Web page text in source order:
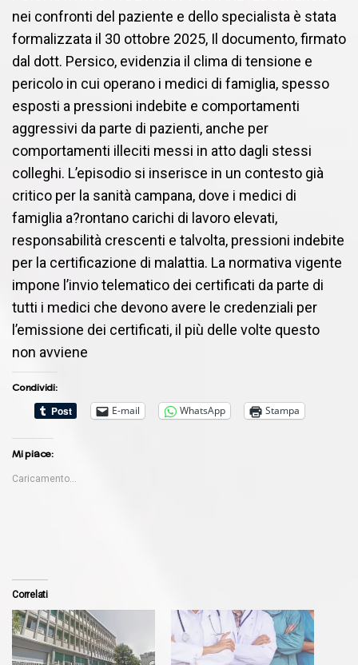
nei confronti del paziente e dello specialista è stata
formalizzata il 30 ottobre 2025, Il documento, firmato
dal dott. Persico, evidenzia il clima di tensione e
pericolo in cui operano i medici di famiglia, spesso
esposti a pressioni indebite e comportamenti
aggressivi da parte di pazienti, anche per
comportamenti illeciti messi in atto dagli stessi
colleghi. L’episodio si inserisce in un contesto già
critico per la sanità campana, dove i medici di
famiglia a?rontano carichi di lavoro elevati,
responsabilità crescenti e talvolta, pressioni indebite
per la certificazione di malattia. La normativa vigente
impone l’invio telematico dei certificati da parte di
tutti i medici che devono avere le credenziali per
l’emissione dei certificati, il più delle volte questo
non avviene
Condividi:
E-mail
WhatsApp Stampa
Mi piace:
Caricamento...
Correlati